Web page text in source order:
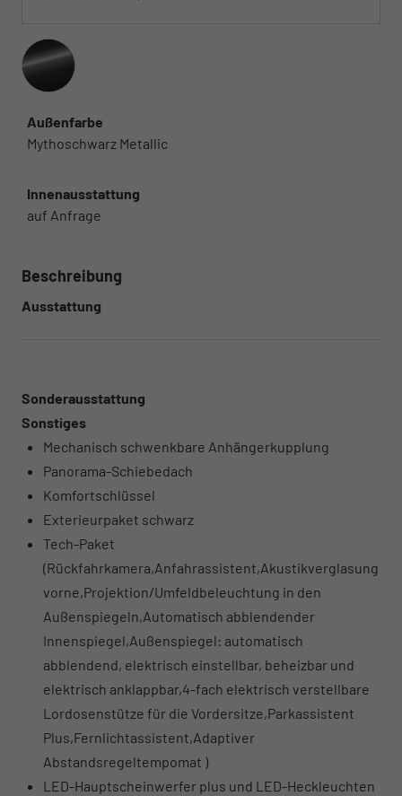
Außenfarbe
Mythoschwarz Metallic
Innenausstattung
auf Anfrage
Beschreibung
Ausstattung
Sonderausstattung
Sonstiges
Mechanisch schwenkbare Anhängerkupplung
Panorama-Schiebedach
Komfortschlüssel
Exterieurpaket schwarz
Tech-Paket
(Rückfahrkamera,Anfahrassistent,Akustikverglasung
vorne,Projektion/Umfeldbeleuchtung in den
Außenspiegeln,Automatisch abblendender
Innenspiegel,Außenspiegel: automatisch
abblendend, elektrisch einstellbar, beheizbar und
elektrisch anklappbar,4-fach elektrisch verstellbare
Lordosenstütze für die Vordersitze,Parkassistent
Plus,Fernlichtassistent,Adaptiver
Abstandsregeltempomat )
LED-Hauptscheinwerfer plus und LED-Heckleuchten